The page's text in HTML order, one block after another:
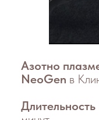
1 раз в месяц